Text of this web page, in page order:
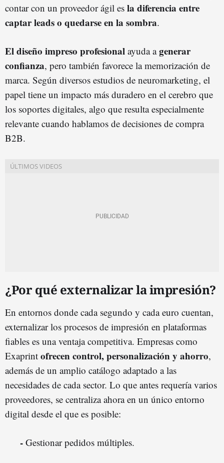
contar con un proveedor ágil es la diferencia entre
captar leads o quedarse en la sombra.
El diseño impreso profesional ayuda agenerar
confianza, pero también favorece la memorización de
marca. Según diversos estudios de neuromarketing, el
papel tiene un impacto más duradero en el cerebro que
los soportes digitales, algo que resulta especialmente
relevante cuando hablamos de decisiones de compra
B2B.
¿Por qué externalizar la impresión?
En entornos donde cada segundo y cada euro cuentan,
externalizar los procesos de impresión en plataformas
fiables es una ventaja competitiva. Empresas como
Exaprint ofrecen control, personalización y ahorro,
además de un amplio catálogo adaptado a las
necesidades de cada sector. Lo que antes requería varios
proveedores, se centraliza ahora en un único entorno
digital desde el que es posible:
- Gestionar pedidos múltiples.